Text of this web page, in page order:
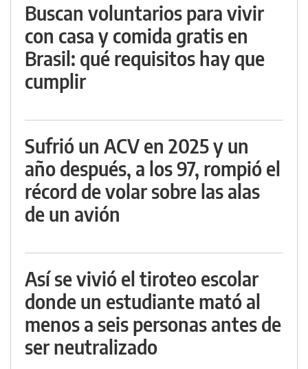
Buscan voluntarios para vivir
con casa y comida gratis en
Brasil: qué requisitos hay que
cumplir
Sufrió un ACV en 2025 y un
año después, a los 97, rompió el
récord de volar sobre las alas
de un avión
Así se vivió el tiroteo escolar
donde un estudiante mató al
menos a seis personas antes de
ser neutralizado